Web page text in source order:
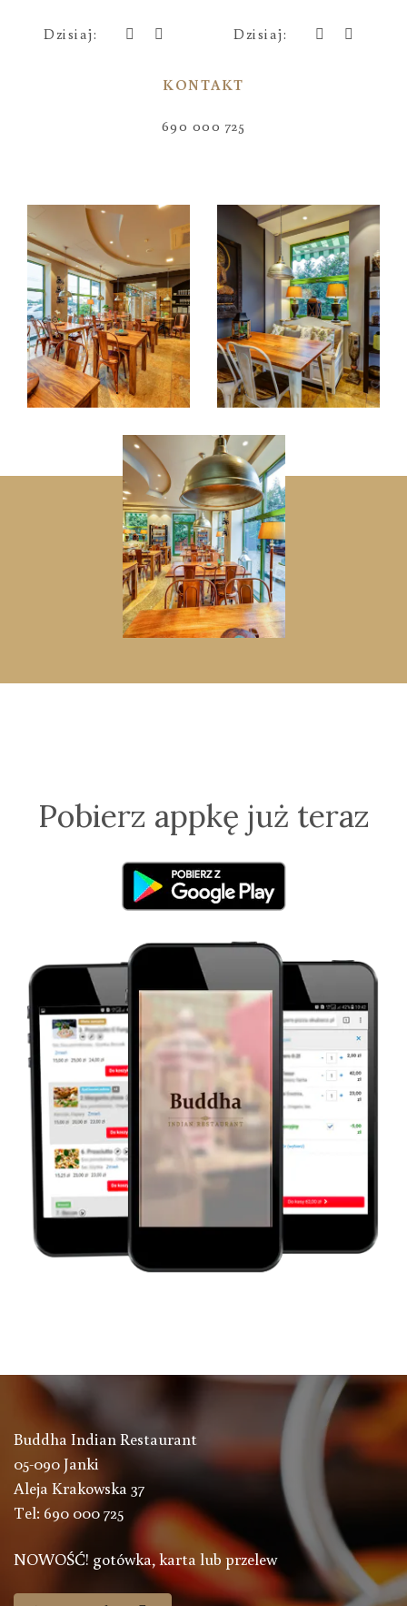
Dzisiaj: Dzisiaj:
KONTAKT
690 000 725
Galeria
Pobierz appkę już teraz
Buddha Indian Restaurant
05-090 Janki
Aleja Krakowska 37
Tel: 690 000 725
NOWOŚĆ! gotówka, karta lub przelew